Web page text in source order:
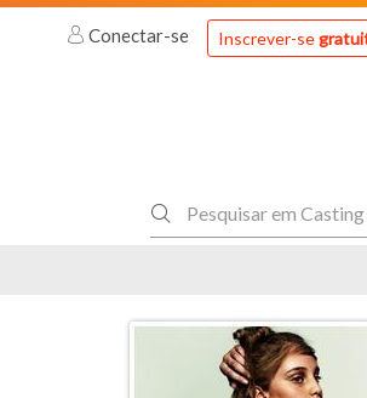
Conectar-se Inscrever-se